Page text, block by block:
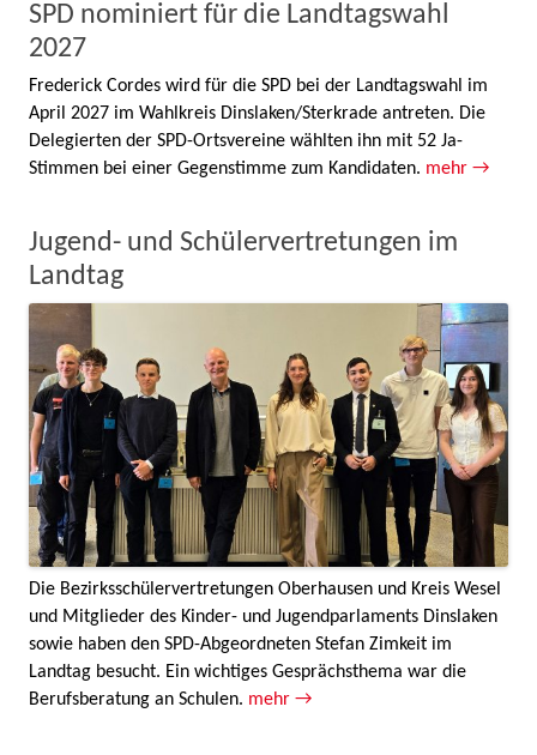
SPD nominiert für die Landtagswahl
2027
Frederick Cordes wird für die SPD bei der Landtagswahl im
April 2027 im Wahlkreis Dinslaken/Sterkrade antreten. Die
Delegierten der SPD-Ortsvereine wählten ihn mit 52 Ja-
Stimmen bei einer Gegenstimme zum Kandidaten. mehr →
Jugend- und Schülervertretungen im
Landtag
Die Bezirksschülervertretungen Oberhausen und Kreis Wesel
und Mitglieder des Kinder- und Jugendparlaments Dinslaken
sowie haben den SPD-Abgeordneten Stefan Zimkeit im
Landtag besucht. Ein wichtiges Gesprächsthema war die
Berufsberatung an Schulen. mehr →